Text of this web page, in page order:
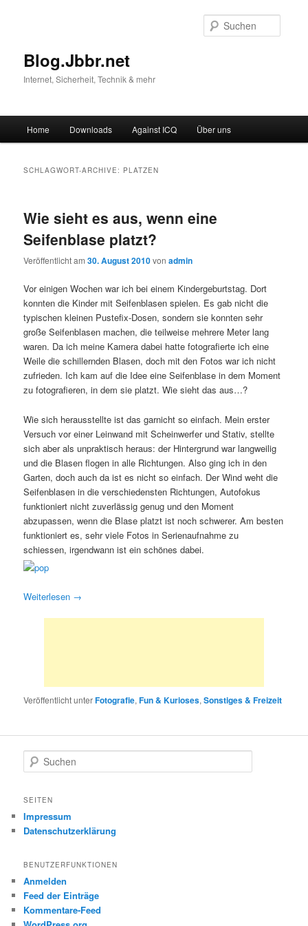
Blog.Jbbr.net
Internet, Sicherheit, Technik & mehr
Zum
Zum
wechseln
Home Downloads Against ICQ Über uns
SCHLAGWORT-ARCHIVE: PLATZEN
Wie sieht es aus, wenn eine
Seifenblase platzt?
Veröffentlicht am30. August 2010vonadmin
Vor einigen Wochen war ich bei einem Kindergeburtstag. Dort
konnten die Kinder mit Seifenblasen spielen. Es gab nicht die
typischen kleinen Pustefix-Dosen, sondern sie konnten sehr
große Seifenblasen machen, die teilweise mehrere Meter lang
waren. Da ich meine Kamera dabei hatte fotografierte ich eine
Weile die schillernden Blasen, doch mit den Fotos war ich nicht
zufrieden. Ich kam auf die Idee eine Seifenblase in dem Moment
zu fotografieren, in dem sie platzt. Wie sieht das aus…?
Wie sich herausstellte ist das garnicht so einfach. Mein erster
Versuch vor einer Leinwand mit Scheinwerfer und Stativ, stellte
sich aber als unpraktisch heraus: der Hintergrund war langweilig
und die Blasen flogen in alle Richtungen. Also ging ich in den
Garten, doch auch da ist es nicht so einfach. Der Wind weht die
Seifenblasen in die verschiedensten Richtungen, Autofokus
funktioniert nicht zuverlässig genug und den Moment
abzupassen, wenn die Blase platzt ist noch schwerer. Am besten
funktioniert es, sehr viele Fotos in Serienaufnahme zu
schiessen, irgendwann ist ein schönes dabei.
Weiterlesen →
Veröffentlicht unterFotografie,Fun & Kurioses,Sonstiges & Freizeit
u
h
n
SEITEN
Impressum
Datenschutzerklärung
BENUTZERFUNKTIONEN
Anmelden
Feed der Einträge
Kommentare-Feed